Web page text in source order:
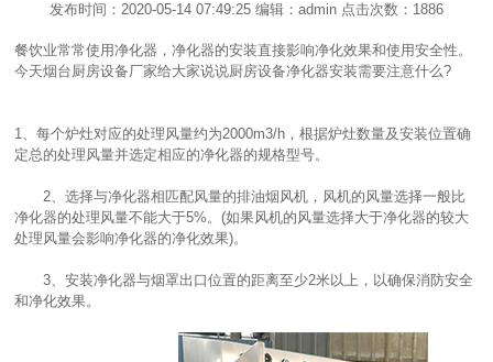
发布时间：2020-05-14 07:49:25 编辑：admin 点击次数：1886
餐饮业常常使用净化器，净化器的安装直接影响净化效果和使用安全性。
今天烟台厨房设备厂家给大家说说厨房设备净化器安装需要注意什么?
1、每个炉灶对应的处理风量约为2000m3/h，根据炉灶数量及安装位置确
定总的处理风量并选定相应的净化器的规格型号。
2、选择与净化器相匹配风量的排油烟风机，风机的风量选择一般比
净化器的处理风量不能大于5%。(如果风机的风量选择大于净化器的较大
处理风量会影响净化器的净化效果)。
3、安装净化器与烟罩出口位置的距离至少2米以上，以确保消防安全
和净化效果。